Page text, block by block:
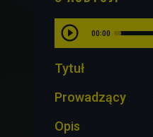
00:00
Tytuł
Prowadzący
Opis